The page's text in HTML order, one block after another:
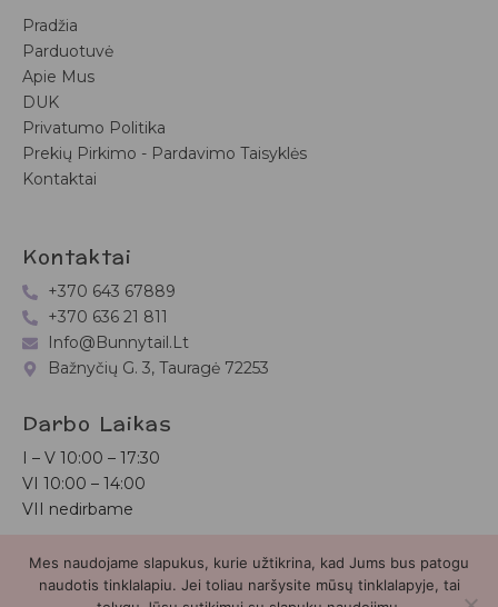
Pradžia
Parduotuvė
Apie Mus
DUK
Privatumo Politika
Prekių Pirkimo - Pardavimo Taisyklės
Kontaktai
Kontaktai
+370 643 67889
+370 636 21 811
Info@bunnytail.lt
Bažnyčių G. 3, Tauragė 72253
Darbo Laikas
I – V 10:00 – 17:30
VI 10:00 – 14:00
VII nedirbame
Bunnytail.lt| Copyright 2026 | Svetainė sukurtaMyra.lt
Mes naudojame slapukus, kurie užtikrina, kad Jums bus patogu
naudotis tinklalapiu. Jei toliau naršysite mūsų tinklalapyje, tai